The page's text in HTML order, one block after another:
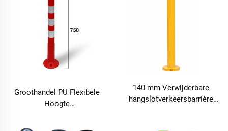
Groothandel PU Flexibele
Hoogte
Bordpaal Reflecterend
140 mm Verwijderbare
hangslotverkeersbarrière